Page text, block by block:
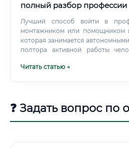
полный разбор профессии
Лучший способ войти в
монтажником или помощником
которая занимается
полтора активной работы
обучения.
Читать статью →
❓ Задать вопрос по